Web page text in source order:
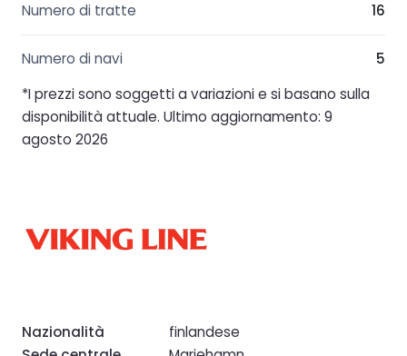
Numero di tratte 16
Numero di navi
5
*I prezzi sono soggetti a variazioni e si basano sulla
disponibilità attuale. Ultimo aggiornamento: 9
agosto 2026
Nazionalità
finlandese